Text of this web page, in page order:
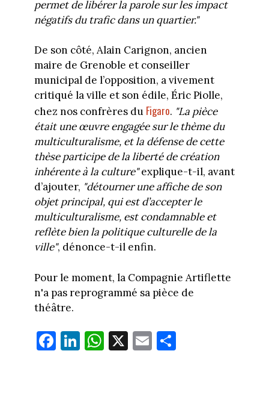
permet de libérer la parole sur les impact
négatifs du trafic dans un quartier."
De son côté, Alain Carignon, ancien
maire de Grenoble et conseiller
municipal de l’opposition, a vivement
critiqué la ville et son édile, Éric Piolle,
chez nos confrères du Figaro. "La pièce
était une œuvre engagée sur le thème du
multiculturalisme, et la défense de cette
thèse participe de la liberté de création
inhérente à la culture"explique-t-il, avant
d’ajouter, "détourner une affiche de son
objet principal, qui est d’accepter le
multiculturalisme, est condamnable et
reflète bien la politique culturelle de la
ville", dénonce-t-il enfin.
Pour le moment, la Compagnie Artiflette
n'a pas reprogrammé sa pièce de
théâtre.
Fa
ce
Li
nk
W
ha
X E
m
Pa